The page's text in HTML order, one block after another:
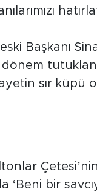
Başkanı
dönem
sır küpü
‘Beni bir